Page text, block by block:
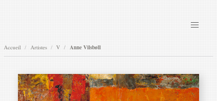
Accueil Artistes V Anne Vilsbøll